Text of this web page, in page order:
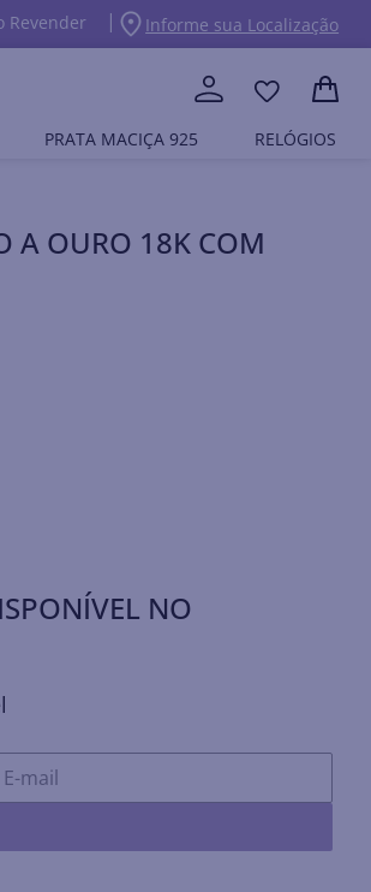
Revender Informe sua Localização
PRATA MACIÇA 925 RELÓGIOS
A OURO 18K COM
NO